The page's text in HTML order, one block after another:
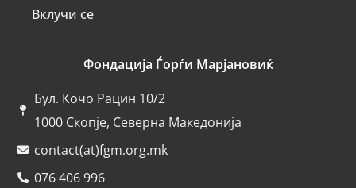
Вклучи се
Фондација Ѓорѓи Марјановиќ
Бул. Кочо Рацин 10/2
1000 Скопје, Северна Македонија
contact(at)fgm.org.mk
076 406 996